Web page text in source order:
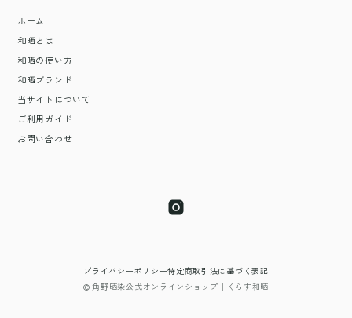
ホーム
和晒とは
和晒の使い方
和晒ブランド
当サイトについて
ご利用ガイド
お問い合わせ
プライバシーポリシー特定商取引法に基づく表記
© 角野晒染公式オンラインショップ｜くらす和晒